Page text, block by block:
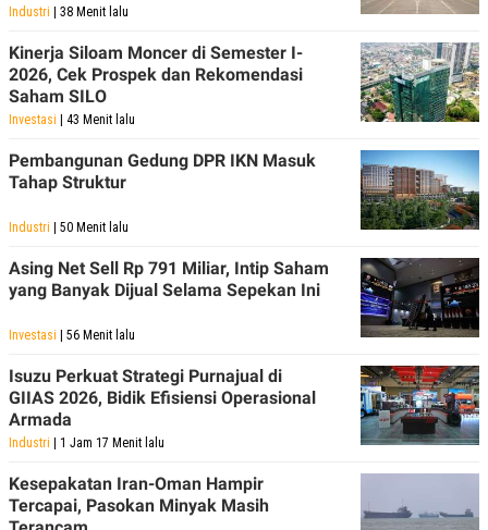
Industri | 38 Menit lalu
Kinerja Siloam Moncer di Semester I-
2026, Cek Prospek dan Rekomendasi
Saham SILO
Investasi | 43 Menit lalu
Pembangunan Gedung DPR IKN Masuk
Tahap Struktur
Industri | 50 Menit lalu
Asing Net Sell Rp 791 Miliar, Intip Saham
yang Banyak Dijual Selama Sepekan Ini
Investasi | 56 Menit lalu
Isuzu Perkuat Strategi Purnajual di
GIIAS 2026, Bidik Efisiensi Operasional
Armada
Industri | 1 Jam 17 Menit lalu
Kesepakatan Iran-Oman Hampir
Tercapai, Pasokan Minyak Masih